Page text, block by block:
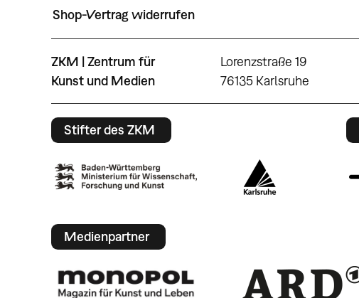
Shop-Vertrag widerrufen
ZKM | Zentrum für
Kunst und Medien
Lorenzstraße 19
76135 Karlsruhe
Stifter des ZKM
Medienpartner